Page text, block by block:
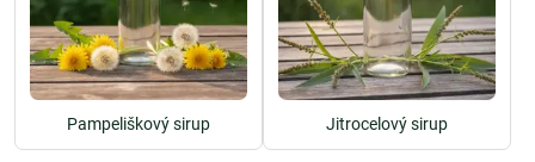
Pampeliškový sirup Jitrocelový sirup